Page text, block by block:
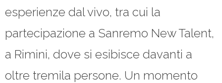
esperienze dal vivo, tra cui la
partecipazione a Sanremo New Talent,
a Rimini, dove si esibisce davanti a
oltre tremila persone. Un momento